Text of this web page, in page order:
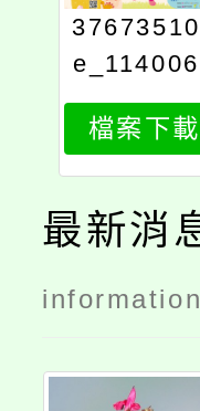
1
檔案下載
最新消
information